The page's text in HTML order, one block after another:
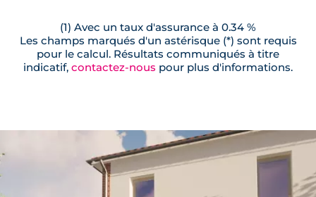
(1) Avec un taux d'assurance à 0.34 %
Les champs marqués d'un astérisque (*) sont requis
pour le calcul. Résultats communiqués à titre
indicatif, contactez-nous pour plus d'informations.